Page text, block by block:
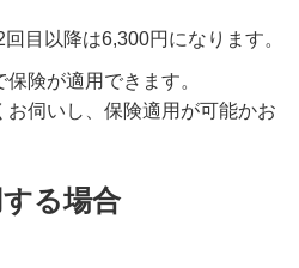
回目以降は6,300円になります。
険が適用できます。
お伺いし、保険適用が可能かお
る場合